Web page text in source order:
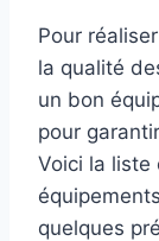
Pour
la qualité
un bon
pour
Voici la liste
quelques